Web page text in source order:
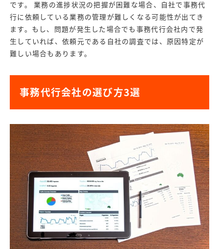
です。 業務の進捗状況の把握が困難な場合、自社で事務代
行に依頼している業務の管理が難しくなる可能性が出てき
ます。もし、問題が発生した場合でも事務代行会社内で発
生していれば、依頼元である自社の調査では、原因特定が
難しい場合もあります。
事務代行会社の選び方3選